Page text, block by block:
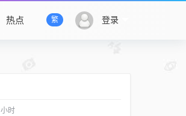
登录
繁
热点
小时